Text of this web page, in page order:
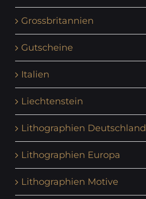
Grossbritannien
Gutscheine
Italien
Liechtenstein
Lithographien Deutschland
Lithographien Europa
Lithographien Motive